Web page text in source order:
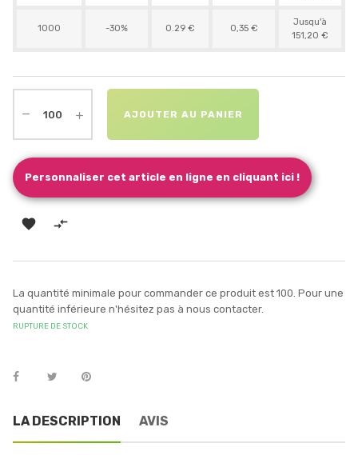
1000 -30% 0.29 € 0,35 €
Jusqu'à
151,20 €
AJOUTER AU PANIER
Personnaliser cet article en ligne en cliquant ici !
 
La quantité minimale pour commander ce produit est 100. Pour une
quantité inférieure n'hésitez pas à nous contacter.
RUPTURE DE STOCK
LA DESCRIPTION AVIS